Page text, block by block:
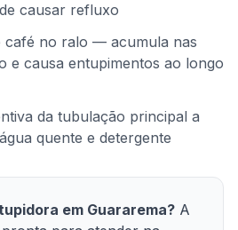
causar refluxo
café no ralo — acumula nas
e causa entupimentos ao longo
da tubulação principal a
quente e detergente
em Guararema? A